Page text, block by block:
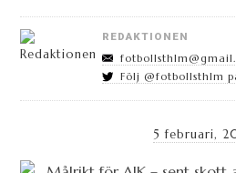
REDAKTIONEN
Följ @fotbollsthlm
5 februari,